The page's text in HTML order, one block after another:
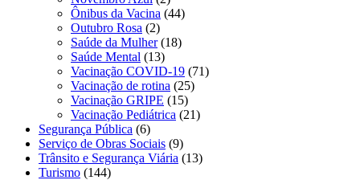
Ônibus da Vacina (44)
Outubro Rosa (2)
Saúde da Mulher(18)
Saúde Mental (13)
Vacinação COVID-19 (71)
Vacinação de rotina (25)
Vacinação GRIPE (15)
Vacinação Pediátrica (21)
Segurança Pública (6)
Serviço de Obras Sociais (9)
Trânsito e Segurança Viária (13)
Turismo (144)